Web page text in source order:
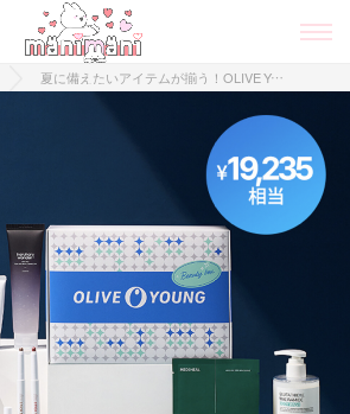
夏に備えたいアイテムが揃う！OLIVE YOUNG の「BEAUTY BOX JUN (5周年記念ボックス)」を今すぐGET♡